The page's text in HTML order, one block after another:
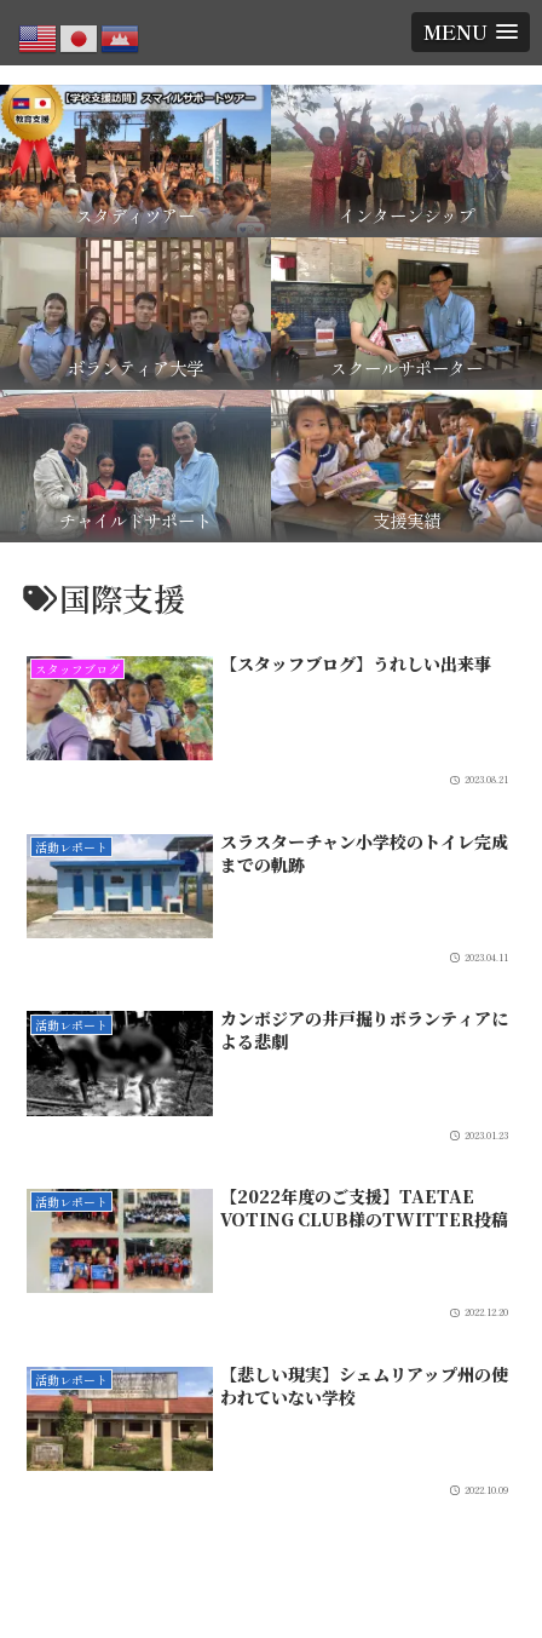
MENU
スタディツアー インターンシップ
ボランティア大学 スクールサポーター
チャイルドサポート 支援実績
国際支援
スタッフブログ 【スタッフブログ】うれしい出来事
2023.08.21
活動レポート
スラスターチャン小学校のトイレ完成
までの軌跡
2023.04.11
活動レポート
カンボジアの井戸掘りボランティアに
よる悲劇
2023.01.23
活動レポート
【2022年度のご支援】TAETAE
VOTING CLUB様のTWITTER投稿
2022.12.20
活動レポート
【悲しい現実】シェムリアップ州の使
われていない学校
2022.10.09